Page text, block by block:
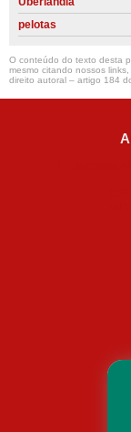
pelotas
O conteúdo do texto desta
mesmo citando nossos
direito autoral – artigo 184